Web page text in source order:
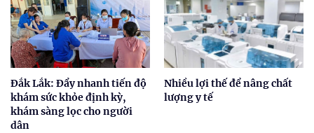
Đắk Lắk: Đẩy nhanh tiến độ
khám sức khỏe định kỳ,
khám sàng lọc cho người
dân
Nhiều lợi thế để nâng chất
lượng y tế